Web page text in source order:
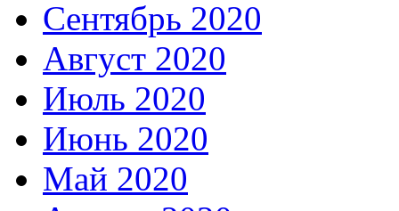
Сентябрь 2020
Август 2020
Июль 2020
Июнь 2020
Май 2020